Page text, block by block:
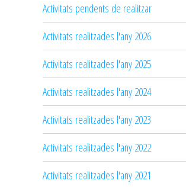
Activitats pendents de realitzar
Activitats realitzades l'any 2026
Activitats realitzades l'any 2025
Activitats realitzades l'any 2024
Activitats realitzades l'any 2023
Activitats realitzades l'any 2022
Activitats realitzades l'any 2021